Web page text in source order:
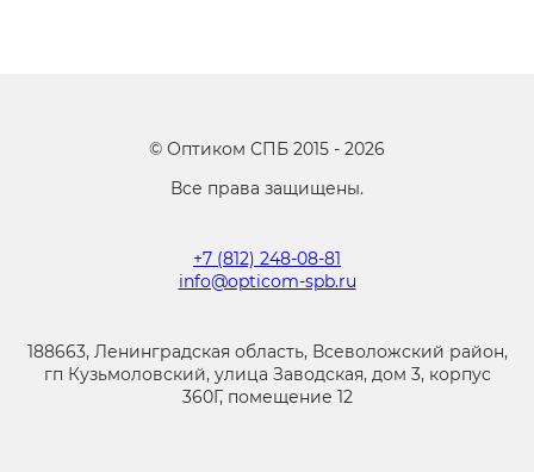
© Оптиком СПБ 2015 - 2026
Все права защищены.
+7 (812) 248-08-81
info@opticom-spb.ru
188663, Ленинградская область, Всеволожский район,
гп Кузьмоловский, улица Заводская, дом 3, корпус
360Г, помещение 12